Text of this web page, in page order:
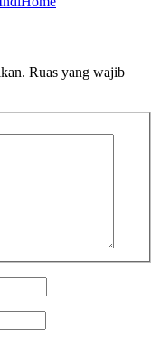
Ruas yang wajib